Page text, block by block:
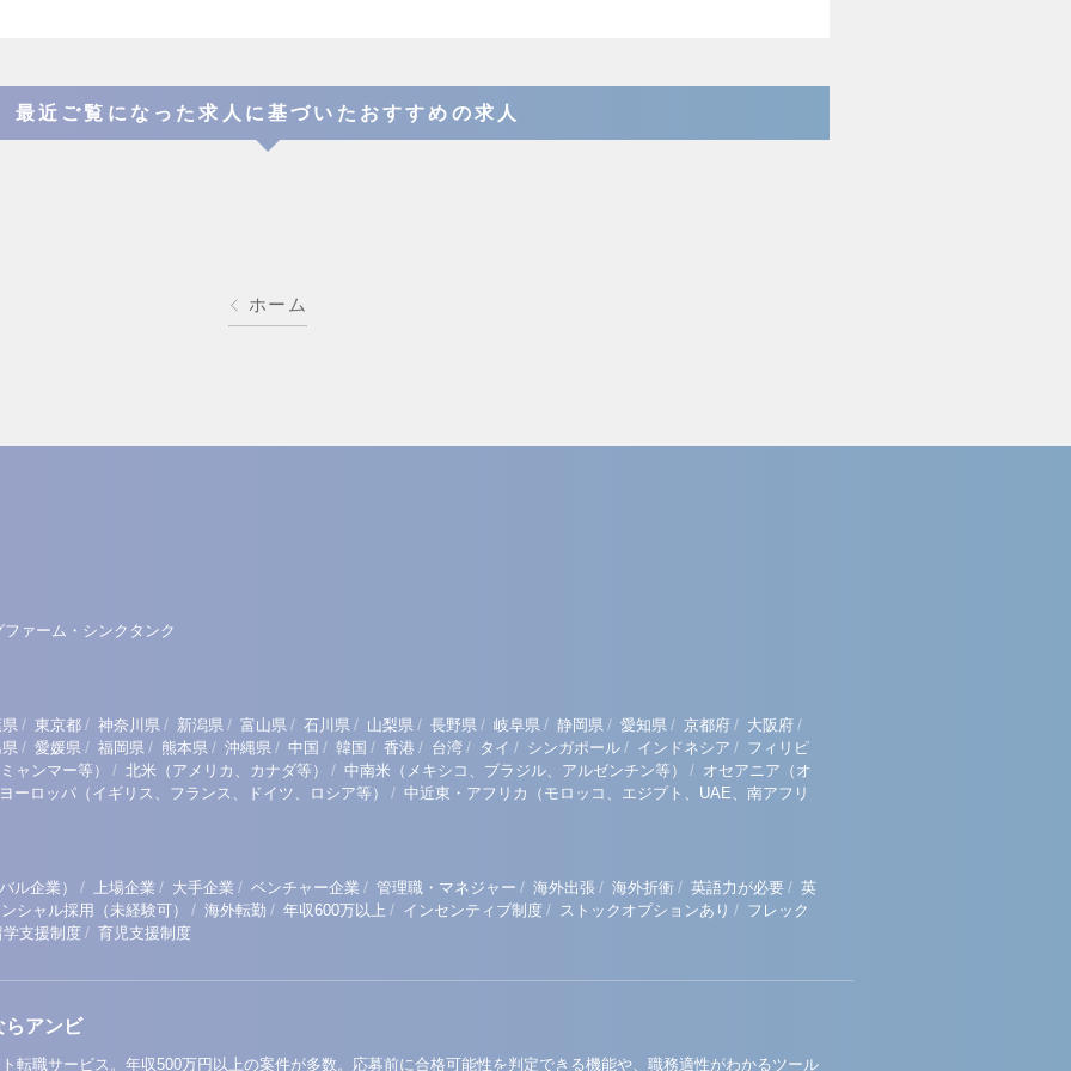
最近ご覧になった求人に基づいたおすすめの求人
ホーム
ァーム・シンクタンク
/ 東京都 / 神奈川県 / 新潟県 / 富山県 / 石川県 / 山梨県 / 長野県 / 岐阜県 / 静岡県 / 愛知県 / 京都府 / 大阪府 /
/ 愛媛県 / 福岡県 / 熊本県 / 沖縄県 / 中国 / 韓国 / 香港 / 台湾 / タイ / シンガポール / インドネシア / フィリピ
ャンマー等）
/ 北米（アメリカ、カナダ等） / 中南米（メキシコ、ブラジル、アルゼンチン等） / オセアニア（オ
ヨーロッパ（イギリス、フランス、ドイツ、ロシア等）
/ 中近東・アフリカ（モロッコ、エジプト、UAE、南アフリ
ル企業） / 上場企業 / 大手企業 / ベンチャー企業 / 管理職・マネジャー / 海外出張 / 海外折衝 / 英語力が必要 / 英
シャル採用（未経験可）
/ 海外転勤 / 年収600万以上 / インセンティブ制度 / ストックオプションあり / フレック
支援制度 / 育児支援制度
らアンビ
転職サービス。年収500万円以上の案件が多数。応募前に合格可能性を判定できる機能や、職務適性がわかるツール